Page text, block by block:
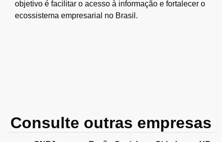
objetivo é facilitar o acesso à informação e fortalecer o
ecossistema empresarial no Brasil.
Consulte outras empresas